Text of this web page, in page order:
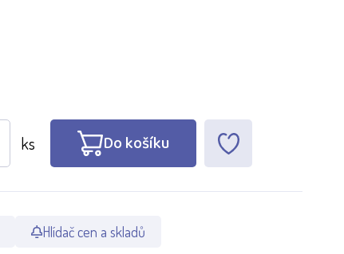
ks Do košíku
Hlídač cen a skladů